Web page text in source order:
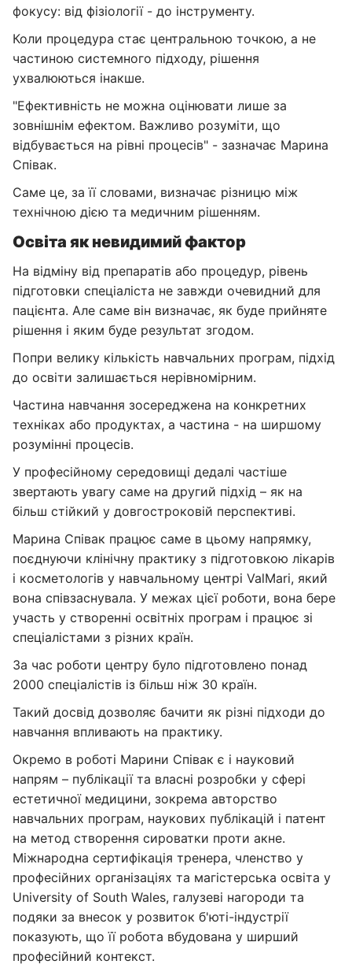
фокусу: від фізіології - до інструменту.
Коли процедура стає центральною точкою, а не
частиною системного підходу, рішення
ухвалюються інакше.
"Ефективність не можна оцінювати лише за
зовнішнім ефектом. Важливо розуміти, що
відбувається на рівні процесів" - зазначає Марина
Співак.
Саме це, за її словами, визначає різницю між
технічною дією та медичним рішенням.
Освіта як невидимий фактор
На відміну від препаратів або процедур, рівень
підготовки спеціаліста не завжди очевидний для
пацієнта. Але саме він визначає, як буде прийняте
рішення і яким буде результат згодом.
Попри велику кількість навчальних програм, підхід
до освіти залишається нерівномірним.
Частина навчання зосереджена на конкретних
техніках або продуктах, а частина - на ширшому
розумінні процесів.
У професійному середовищі дедалі частіше
звертають увагу саме на другий підхід – як на
більш стійкий у довгостроковій перспективі.
Марина Співак працює саме в цьому напрямку,
поєднуючи клінічну практику з підготовкою лікарів
і косметологів у навчальному центрі ValMari, який
вона співзаснувала. У межах цієї роботи, вона бере
участь у створенні освітніх програм і працює зі
спеціалістами з різних країн.
За час роботи центру було підготовлено понад
2000 спеціалістів із більш ніж 30 країн.
Такий досвід дозволяє бачити як різні підходи до
навчання впливають на практику.
Окремо в роботі Марини Співак є і науковий
напрям – публікації та власні розробки у сфері
естетичної медицини, зокрема авторство
навчальних програм, наукових публікацій і патент
на метод створення сироватки проти акне.
Міжнародна сертифікація тренера, членство у
професійних організаціях та магістерська освіта у
University of South Wales, галузеві нагороди та
подяки за внесок у розвиток б'юті-індустрії
показують, що її робота вбудована у ширший
професійний контекст.